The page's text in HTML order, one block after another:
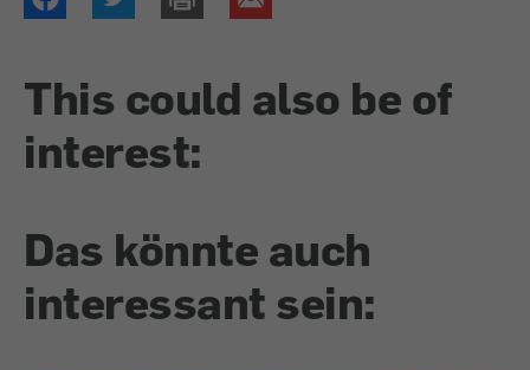
This could also be of
interest:
Das könnte auch
interessant sein: